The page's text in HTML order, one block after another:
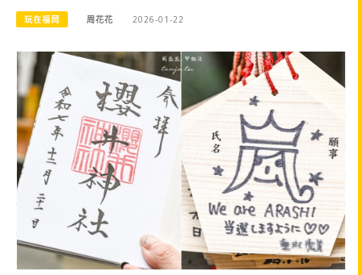
玩在福岡 周花花 2026-01-22